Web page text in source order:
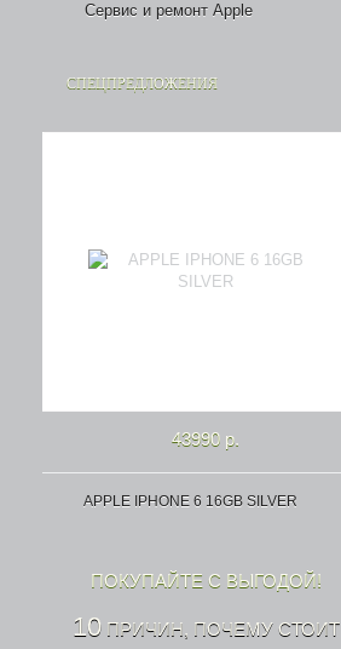
Сервис и ремонт Apple
СПЕЦПРЕДЛОЖЕНИЯ
43990 р.
APPLE IPHONE 6 16GB SILVER
ПОКУПАЙТЕ С ВЫГОДОЙ!
10ПРИЧИН, ПОЧЕМУ СТОИТ